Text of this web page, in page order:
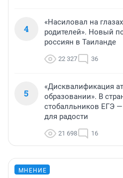
4
«Насиловал на
родителей». Новый
россиян в Таиланде
22 327 36
5
«Дисквалификация
образовании». В
стобалльников ЕГЭ
для радости
21 698 16
МНЕНИЕ